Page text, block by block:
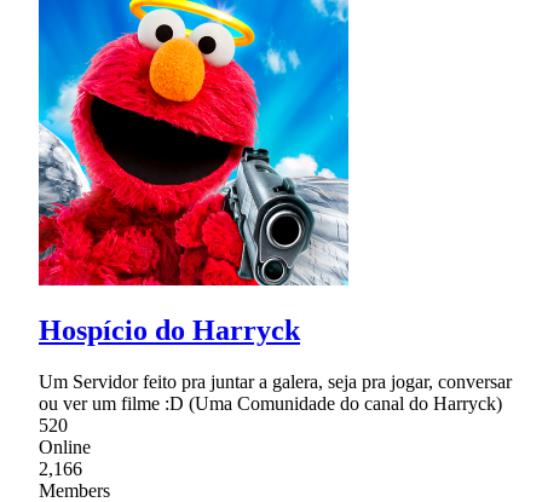
Hospício do Harryck
Um Servidor feito pra juntar a galera, seja pra jogar, conversar
ou ver um filme :D (Uma Comunidade do canal do Harryck)
520
Online
2,166
Members